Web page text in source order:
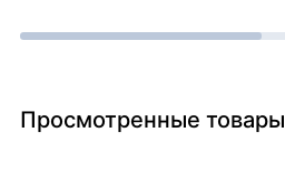
Просмотренные товары